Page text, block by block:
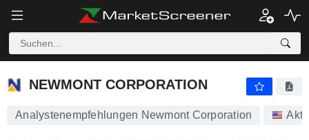
NEWMONT CORPORATION
NEWMONT CORPORATION
Analystenempfehlungen Newmont Corporation